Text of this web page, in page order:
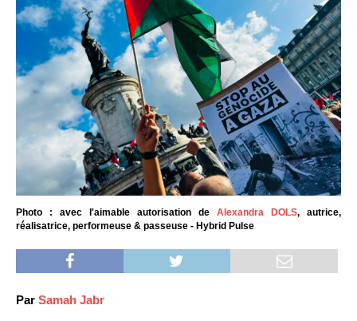
Photo : avec l'aimable autorisation de Alexandra DOLS, autrice,
réalisatrice, performeuse & passeuse - Hybrid Pulse
Par Samah Jabr